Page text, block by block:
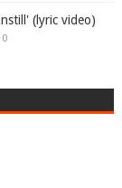
(lyric video)
0